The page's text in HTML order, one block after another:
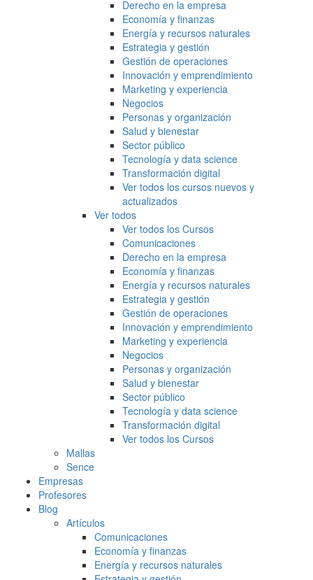
Derecho en la empresa
Economía y finanzas
Energía y recursos naturales
Estrategia y gestión
Gestión de operaciones
Innovación y emprendimiento
Marketing y experiencia
Negocios
Personas y organización
Salud y bienestar
Sector público
Tecnología y data science
Transformación digital
Ver todos los cursos nuevos y
actualizados
Ver todos
Ver todos los Cursos
Comunicaciones
Derecho en la empresa
Economía y finanzas
Energía y recursos naturales
Estrategia y gestión
Gestión de operaciones
Innovación y emprendimiento
Marketing y experiencia
Negocios
Personas y organización
Salud y bienestar
Sector público
Tecnología y data science
Transformación digital
Ver todos los Cursos
Mallas
Sence
Empresas
Profesores
Blog
Artículos
Comunicaciones
Economía y finanzas
Energía y recursos naturales